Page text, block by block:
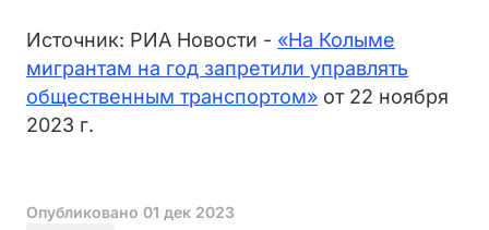
Источник: РИА Новости - «На Колыме
мигрантам на год запретили управлять
общественным транспортом» от 22 ноября
2023 г.
Опубликовано 01 дек 2023